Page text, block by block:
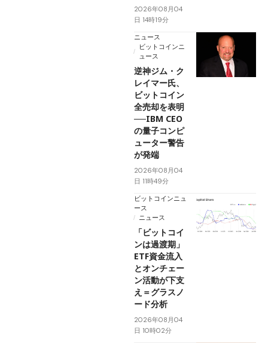
2026年08月04
日 14時19分
ニュース
ビットコインニ
ュース
逆神ジム・ク
レイマー氏、
ビットコイン
全売却を表明
──IBM CEO
の量子コンピ
ューター警告
が発端
2026年08月04
日 11時49分
ビットコインニュ
ース
ニュース
「ビットコイ
ンは過渡期」
ETF資金流入
とオンチェー
ン活動が下支
え＝グラスノ
ード分析
2026年08月04
日 10時02分